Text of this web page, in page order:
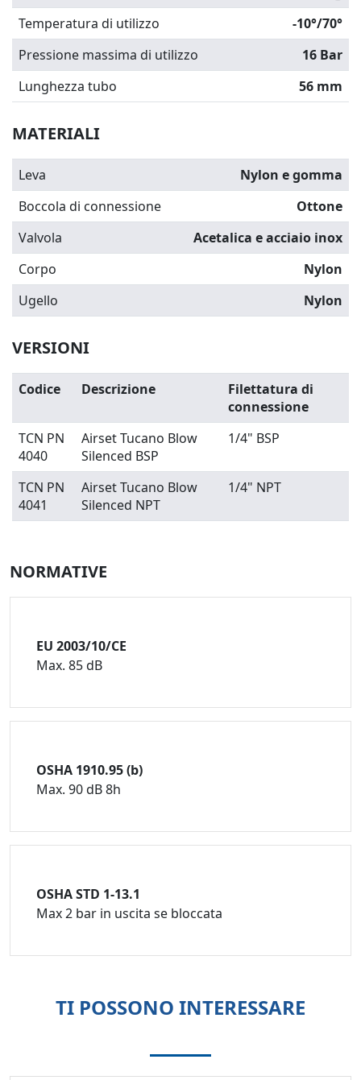
Temperatura di utilizzo
-10°/70°
Pressione massima di utilizzo
16 Bar
Lunghezza tubo
56 mm
MATERIALI
Leva
Nylon e gomma
Boccola di connessione
Ottone
Valvola
Acetalica e acciaio inox
Corpo
Nylon
Ugello
Nylon
VERSIONI
Codice Descrizione
Filettatura di
connessione
TCN PN
4040
Airset Tucano Blow
Silenced BSP
1/4" BSP
TCN PN
4041
Airset Tucano Blow
Silenced NPT
1/4" NPT
NORMATIVE
EU 2003/10/CE
Max. 85 dB
OSHA 1910.95 (b)
Max. 90 dB 8h
OSHA STD 1-13.1
Max 2 bar in uscita se bloccata
TI POSSONO INTERESSARE